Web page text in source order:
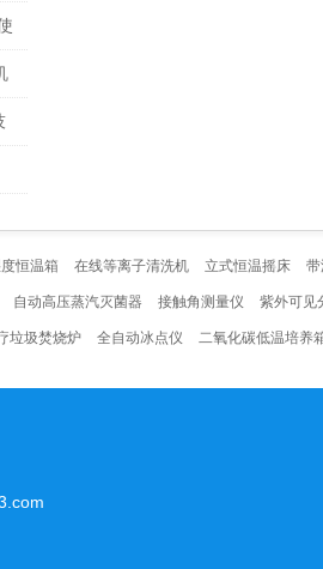
恒温箱 在线等离子清洗机 立式恒温摇床
自动高压蒸汽灭菌器 接触角测量仪 紫外可见
垃圾焚烧炉 全自动冰点仪 二氧化碳低温培养